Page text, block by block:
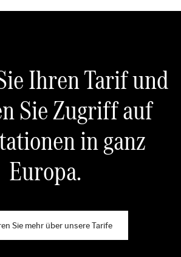
Ihren Tarif und
Sie Zugriff auf
in ganz
Europa.
Sie mehr über unsere Tarife